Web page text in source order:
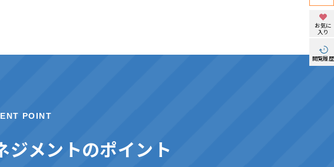
POINT
ジメントのポイント
お気に
入り
閲覧履歴